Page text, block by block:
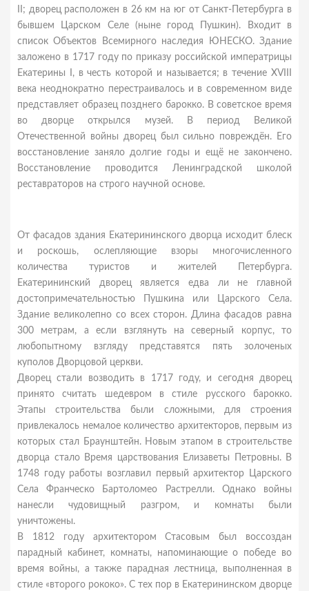
II; дворец расположен в 26 км на юг от Санкт-Петербурга в
бывшем Царском Селе (ныне город Пушкин). Входит в
список Объектов Всемирного наследия ЮНЕСКО. Здание
заложено в 1717 году по приказу российской императрицы
Екатерины I, в честь которой и называется; в течение XVIII
века неоднократно перестраивалось и в современном виде
представляет образец позднего барокко. В советское время
во дворце открылся музей. В период Великой
Отечественной войны дворец был сильно повреждён. Его
восстановление заняло долгие годы и ещё не закончено.
Восстановление проводится Ленинградской школой
реставраторов на строго научной основе.
От фасадов здания Екатерининского дворца исходит блеск
и роскошь, ослепляющие взоры многочисленного
количества туристов и жителей Петербурга.
Екатерининский дворец является едва ли не главной
достопримечательностью Пушкина или Царского Села.
Здание великолепно со всех сторон. Длина фасадов равна
300 метрам, а если взглянуть на северный корпус, то
любопытному взгляду представятся пять золоченых
куполов Дворцовой церкви.
Дворец стали возводить в 1717 году, и сегодня дворец
принято считать шедевром в стиле русского барокко.
Этапы строительства были сложными, для строения
привлекалось немалое количество архитекторов, первым из
которых стал Браунштейн. Новым этапом в строительстве
дворца стало Время царствования Елизаветы Петровны. В
1748 году работы возглавил первый архитектор Царского
Села Франческо Бартоломео Растрелли. Однако войны
нанесли чудовищный разгром, и комнаты были
уничтожены.
В 1812 году архитектором Стасовым был воссоздан
парадный кабинет, комнаты, напоминающие о победе во
время войны, а также парадная лестница, выполненная в
стиле «второго рококо». С тех пор в Екатерининском дворце